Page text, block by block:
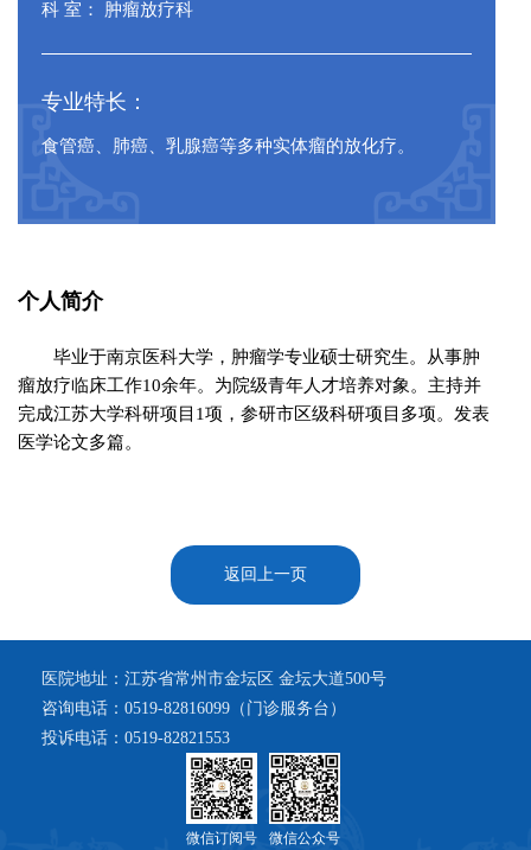
科 室： 肿瘤放疗科
专业特长：
食管癌、肺癌、乳腺癌等多种实体瘤的放化疗。
个人简介
毕业于南京医科大学，肿瘤学专业硕士研究生。从事肿
瘤放疗临床工作10余年。为院级青年人才培养对象。主持并
完成江苏大学科研项目1项，参研市区级科研项目多项。发表
医学论文多篇。
返回上一页
医院地址：江苏省常州市金坛区 金坛大道500号
咨询电话：0519-82816099（门诊服务台）
投诉电话：0519-82821553
微信订阅号 微信公众号